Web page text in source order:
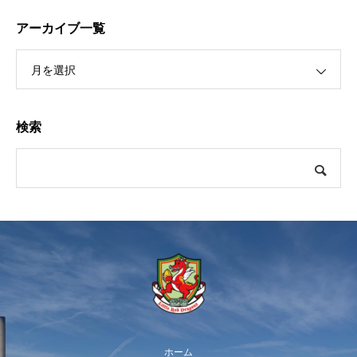
アーカイブ一覧
月を選択
検索
ホーム